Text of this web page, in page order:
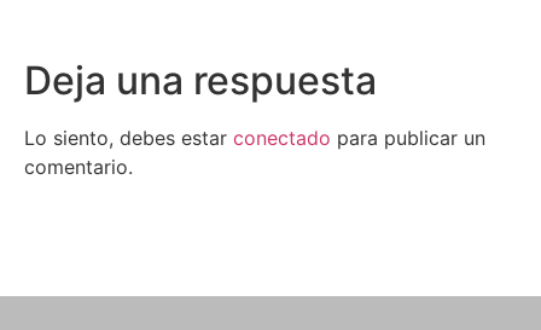
Deja una respuesta
Lo siento, debes estar conectado para publicar un
comentario.